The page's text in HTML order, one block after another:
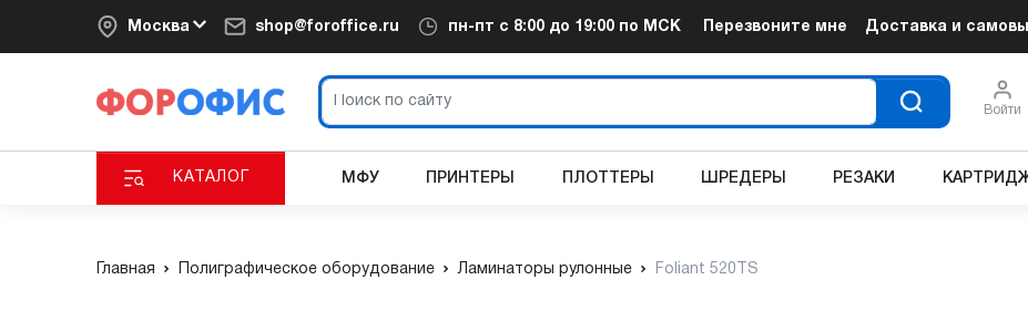
Москва shop@foroffice.ru пн-пт с 8:00 до 19:00 по МСК Перезвоните мне Доставка и
Войти
КАТАЛОГ МФУ ПРИНТЕРЫ ПЛОТТЕРЫ ШРЕДЕРЫ РЕЗАКИ
Главная Полиграфическое оборудование Ламинаторы рулонные Foliant 520TS